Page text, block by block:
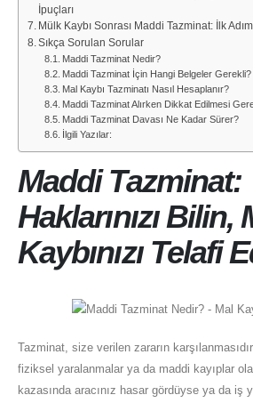
İpuçları
Mülk Kaybı Sonrası Maddi Tazminat: İlk
Sıkça Sorulan Sorular
Maddi Tazminat Nedir?
Maddi Tazminat İçin Hangi Belgeler Gerekli?
Mal Kaybı Tazminatı Nasıl Hesaplanır?
Maddi Tazminat Alırken Dikkat Edilmesi
Maddi Tazminat Davası Ne Kadar Sürer?
İlgili Yazılar:
Maddi Tazminat:
Haklarınızı Bilin,
Kaybınızı Telafi
Tazminat, size verilen zararın
fiziksel yaralanmalar ya da maddi kayıplar
kazasında aracınız hasar gördüyse ya da iş